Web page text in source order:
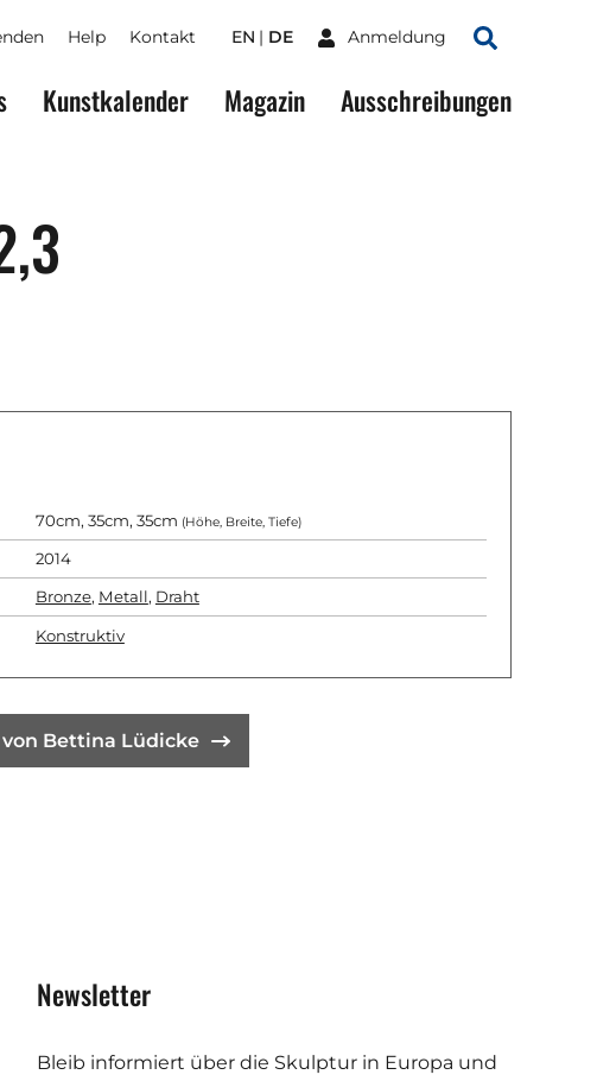
Help Kontakt EN DE Anmeldung
Suchen
Kunstkalender Magazin Ausschreibungen
70cm, 35cm, 35cm (Höhe, Breite, Tiefe)
2014
Bronze, Metall, Draht
Konstruktiv
Bettina Lüdicke
Newsletter
Bleib informiert über die Skulptur in Europa und